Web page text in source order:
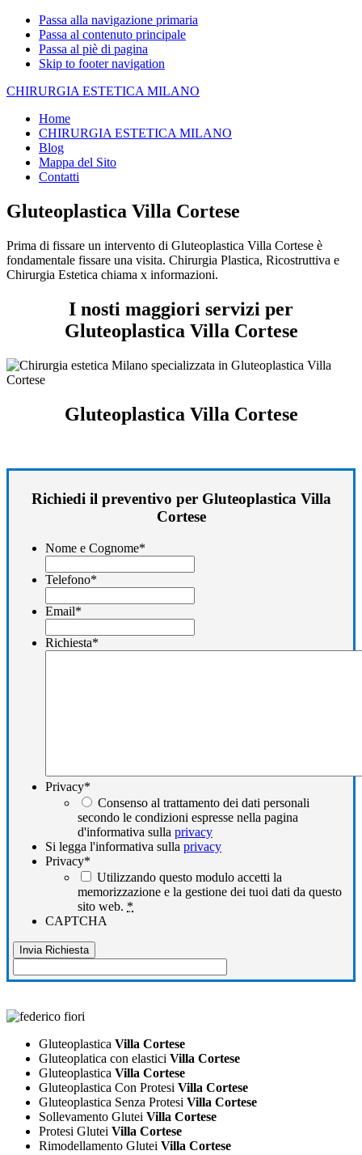
Passa alla navigazione primaria
Passa al contenuto principale
Passa al piè di pagina
Skip to footer navigation
CHIRURGIA ESTETICA MILANO
Home
CHIRURGIA ESTETICA MILANO
Blog
Mappa del Sito
Contatti
Gluteoplastica Villa Cortese
Prima di fissare un intervento di Gluteoplastica Villa Cortese è
fondamentale fissare una visita. Chirurgia Plastica, Ricostruttiva e
Chirurgia Estetica chiama x informazioni.
I nosti maggiori servizi per
Gluteoplastica Villa Cortese
Gluteoplastica Villa Cortese
Richiedi il preventivo per Gluteoplastica Villa
Cortese
Nome e Cognome*
Telefono*
Email*
Richiesta*
Privacy*
Consenso al trattamento dei dati personali
secondo le condizioni espresse nella pagina
d'informativa sulla privacy
Si legga l'informativa sulla privacy
Privacy*
Utilizzando questo modulo accetti la
memorizzazione e la gestione dei tuoi dati da questo
sito web. *
CAPTCHA
Gluteoplastica Villa Cortese
Gluteoplatica con elastici Villa Cortese
Gluteoplastica Villa Cortese
Gluteoplastica Con Protesi Villa Cortese
Gluteoplastica Senza Protesi Villa Cortese
Sollevamento Glutei Villa Cortese
Protesi Glutei Villa Cortese
Rimodellamento Glutei Villa Cortese